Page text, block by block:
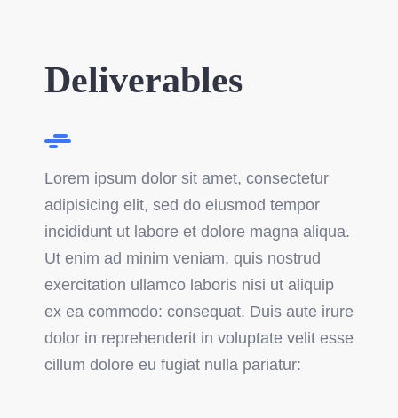
Deliverables
Lorem ipsum dolor sit amet, consectetur
adipisicing elit, sed do eiusmod tempor
incididunt ut labore et dolore magna aliqua.
Ut enim ad minim veniam, quis nostrud
exercitation ullamco laboris nisi ut aliquip
ex ea commodo: consequat. Duis aute irure
dolor in reprehenderit in voluptate velit esse
cillum dolore eu fugiat nulla pariatur: